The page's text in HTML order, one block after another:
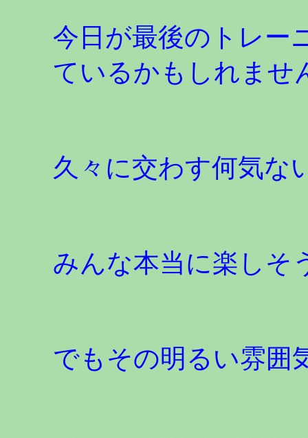
今日が最後のトレー
ているかもしれま
久々に交わす何気な
みんな本当に楽しそ
でもその明るい雰囲